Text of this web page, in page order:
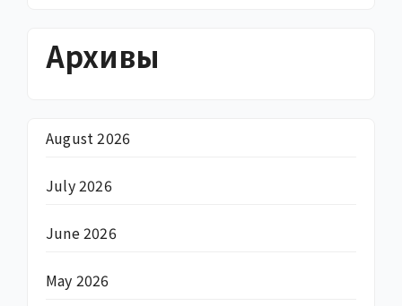
Архивы
August 2026
July 2026
June 2026
May 2026